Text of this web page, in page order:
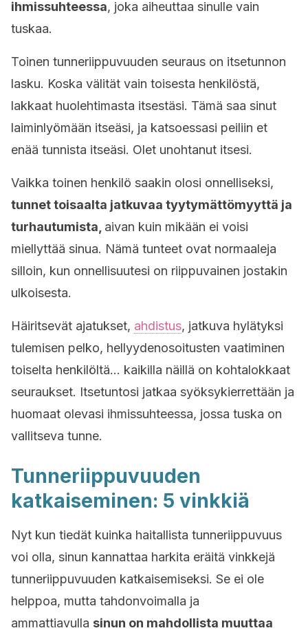
ihmissuhteessa, joka aiheuttaa sinulle vain
tuskaa.
Toinen tunneriippuvuuden seuraus on itsetunnon
lasku. Koska välität vain toisesta henkilöstä,
lakkaat huolehtimasta itsestäsi. Tämä saa sinut
laiminlyömään itseäsi, ja katsoessasi peiliin et
enää tunnista itseäsi. Olet unohtanut itsesi.
Vaikka toinen henkilö saakin olosi onnelliseksi,
tunnet toisaalta jatkuvaa tyytymättömyyttä ja
turhautumista, aivan kuin mikään ei voisi
miellyttää sinua. Nämä tunteet ovat normaaleja
silloin, kun onnellisuutesi on riippuvainen jostakin
ulkoisesta.
Häiritsevät ajatukset, ahdistus, jatkuva hylätyksi
tulemisen pelko, hellyydenosoitusten vaatiminen
toiselta henkilöltä… kaikilla näillä on kohtalokkaat
seuraukset. Itsetuntosi jatkaa syöksykierrettään ja
huomaat olevasi ihmissuhteessa, jossa tuska on
vallitseva tunne.
Tunneriippuvuuden
katkaiseminen: 5 vinkkiä
Nyt kun tiedät kuinka haitallista tunneriippuvuus
voi olla, sinun kannattaa harkita eräitä vinkkejä
tunneriippuvuuden katkaisemiseksi. Se ei ole
helppoa, mutta tahdonvoimalla ja
ammattiavulla sinun on mahdollista muuttaa